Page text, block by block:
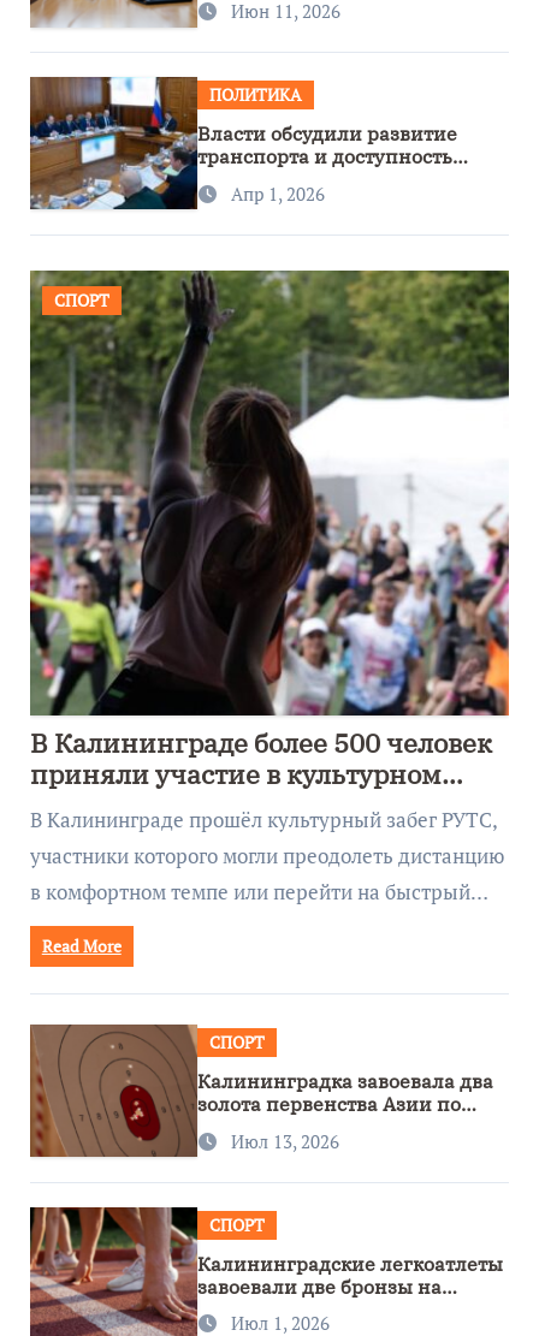
Июн 11, 2026
ПОЛИТИКА
Власти обсудили развитие
транспорта и доступность
региона
Апр 1, 2026
СПОРТ
В Калининграде более 500 человек
приняли участие в культурном
забеге
В Калининграде прошёл культурный забег РУТС,
участники которого могли преодолеть дистанцию
в комфортном темпе или перейти на быстрый…
Read More
СПОРТ
Калининградка завоевала два
золота первенства Азии по
метанию ножа
Июл 13, 2026
СПОРТ
Калининградские легкоатлеты
завоевали две бронзы на
первенстве России
Июл 1, 2026